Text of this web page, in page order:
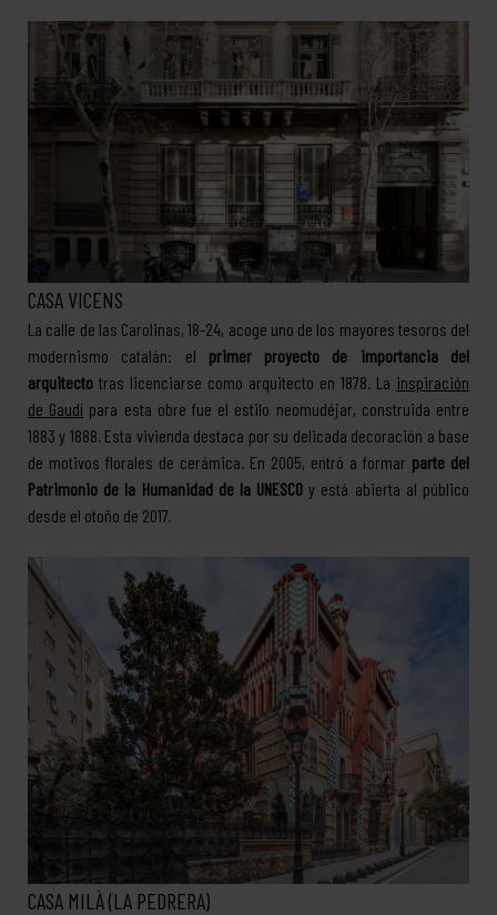
CASA VICENS
La calle de las Carolinas, 18-24, acoge uno de los mayores tesoros del
modernismo catalán: el primer proyecto de importancia del
arquitecto tras licenciarse como arquitecto en 1878. La inspiración
de Gaudí para esta obre fue el estilo neomudéjar, construida entre
1883 y 1888. Esta vivienda destaca por su delicada decoración a base
de motivos florales de cerámica. En 2005, entró a formar parte del
Patrimonio de la Humanidad de la UNESCO y está abierta al público
desde el otoño de 2017.
CASA MILÀ (LA PEDRERA)